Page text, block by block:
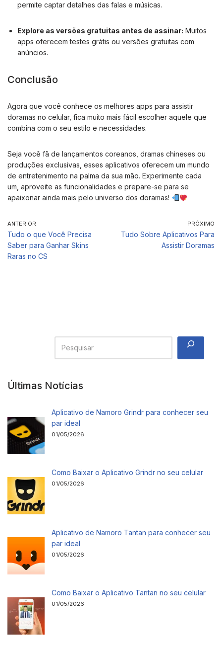
permite captar detalhes das falas e músicas.
Explore as versões gratuitas antes de assinar: Muitos
apps oferecem testes grátis ou versões gratuitas com
anúncios.
Conclusão
Agora que você conhece os melhores apps para assistir
doramas no celular, fica muito mais fácil escolher aquele que
combina com o seu estilo e necessidades.
Seja você fã de lançamentos coreanos, dramas chineses ou
produções exclusivas, esses aplicativos oferecem um mundo
de entretenimento na palma da sua mão. Experimente cada
um, aproveite as funcionalidades e prepare-se para se
apaixonar ainda mais pelo universo dos doramas!
ANTERIOR
Tudo o que Você Precisa
Saber para Ganhar Skins
Raras no CS
PRÓXIMO
Tudo Sobre Aplicativos Para
Assistir Doramas
Últimas Notícias
Aplicativo de Namoro Grindr para conhecer seu
par ideal
01/05/2026
Como Baixar o Aplicativo Grindr no seu celular
01/05/2026
Aplicativo de Namoro Tantan para conhecer seu
par ideal
01/05/2026
Como Baixar o Aplicativo Tantan no seu celular
01/05/2026